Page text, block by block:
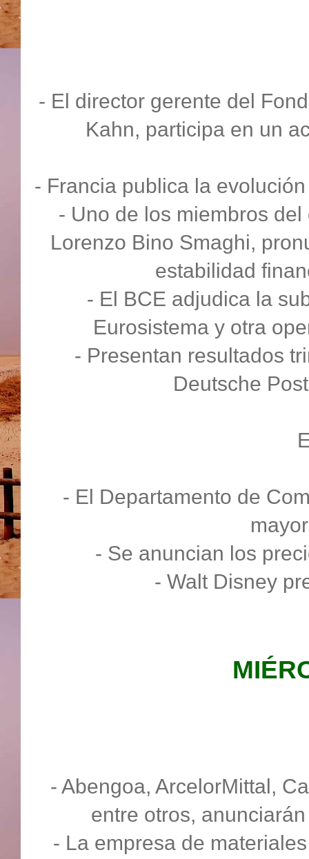
- El director gerente del
Kahn, participa en un
- Francia publica la
- Uno de los miembros
Lorenzo Bino Smaghi,
estabilidad
- El BCE adjudica la
Eurosistema y otra
- Presentan resultados
Deutsche
- El Departamento de
- Se anuncian los
- Walt Disney
- Abengoa, ArcelorMittal,
entre otros,
- La empresa de